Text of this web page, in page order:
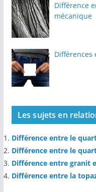
Différence
mécanique
Différences
Les sujets en
Différence entre le
Différence entre le
Différence entre granit
Différence entre la